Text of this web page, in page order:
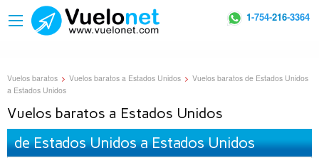
1-754-216-3364
Vuelos baratos > Vuelos baratos a Estados Unidos > Vuelos baratos de Estados Unidos
a Estados Unidos
Vuelos baratos a Estados Unidos
de Estados Unidos a Estados Unidos